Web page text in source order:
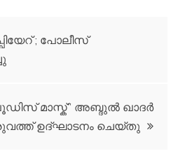
; പോലീസ്
മാസ്ക്” അബ്ദുൽ ഖാദർ
ഉദ്ഘാടനം ചെയ്തു